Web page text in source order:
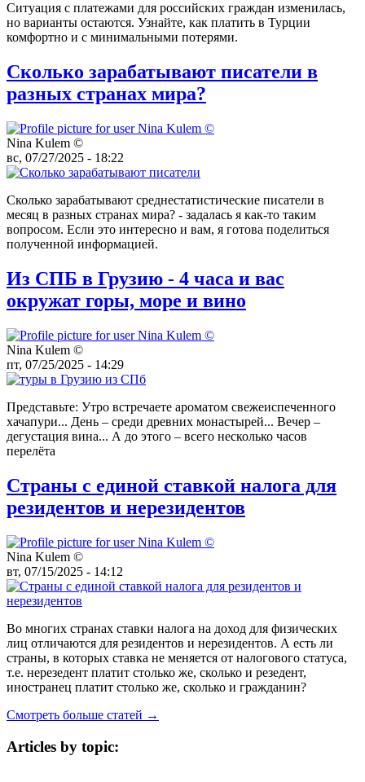
Ситуация с платежами для российских граждан изменилась,
но варианты остаются. Узнайте, как платить в Турции
комфортно и с минимальными потерями.
Сколько зарабатывают писатели в
разных странах мира?
Nina Kulem ©️
вс, 07/27/2025 - 18:22
Сколько зарабатывают среднестатистические писатели в
месяц в разных странах мира? - задалась я как-то таким
вопросом. Если это интересно и вам, я готова поделиться
полученной информацией.
Из СПБ в Грузию - 4 часа и вас
окружат горы, море и вино
Nina Kulem ©️
пт, 07/25/2025 - 14:29
Представьте: Утро встречаете ароматом свежеиспеченного
хачапури... День – среди древних монастырей... Вечер –
дегустация вина... А до этого – всего несколько часов
перелёта
Страны с единой ставкой налога для
резидентов и нерезидентов
Nina Kulem ©️
вт, 07/15/2025 - 14:12
Во многих странах ставки налога на доход для физических
лиц отличаются для резидентов и нерезидентов. А есть ли
страны, в которых ставка не меняется от налогового статуса,
т.е. нерезедент платит столько же, сколько и резедент,
иностранец платит столько же, сколько и гражданин?
Смотреть больше статей →
Articles by topic: